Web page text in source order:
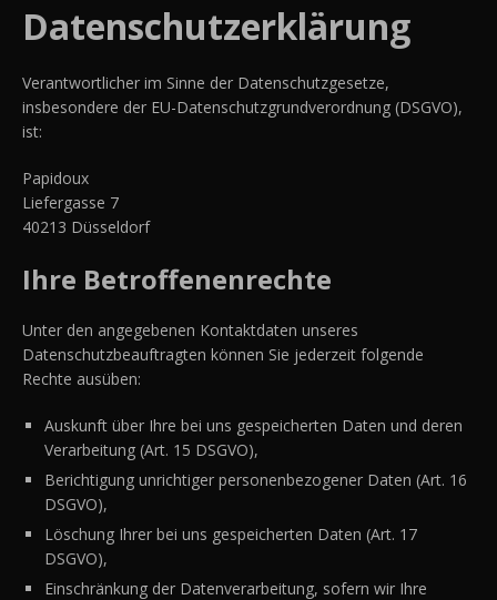
Datenschutzerklärung
Verantwortlicher im Sinne der Datenschutzgesetze,
insbesondere der EU-Datenschutzgrundverordnung (DSGVO),
ist:
Papidoux
Liefergasse 7
40213 Düsseldorf
Ihre Betroffenenrechte
Unter den angegebenen Kontaktdaten unseres
Datenschutzbeauftragten können Sie jederzeit folgende
Rechte ausüben:
Auskunft über Ihre bei uns gespeicherten Daten und deren
Verarbeitung (Art. 15 DSGVO),
Berichtigung unrichtiger personenbezogener Daten (Art. 16
DSGVO),
Löschung Ihrer bei uns gespeicherten Daten (Art. 17
DSGVO),
Einschränkung der Datenverarbeitung, sofern wir Ihre